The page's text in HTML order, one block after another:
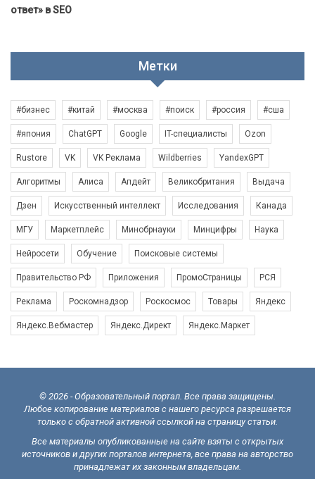
ответ» в SEO
Метки
#бизнес #китай #москва #поиск #россия #сша
#япония ChatGPT Google IT-специалисты Ozon
Rustore VK VK Реклама Wildberries YandexGPT
Алгоритмы Алиса Апдейт Великобритания Выдача
Дзен Искусственный интеллект Исследования Канада
МГУ Маркетплейс Минобрнауки Минцифры Наука
Нейросети Обучение Поисковые системы
Правительство РФ Приложения ПромоСтраницы РСЯ
Реклама Роскомнадзор Роскосмос Товары Яндекс
Яндекс.Вебмастер Яндекс.Директ Яндекс.Маркет
© 2026 - Образовательный портал. Все права защищены.
Любое копирование материалов с нашего ресурса разрешается
только с обратной активной ссылкой на страницу статьи.
Все материалы опубликованные на сайте взяты с открытых
источников и других порталов интернета, все права на авторство
принадлежат их законным владельцам.